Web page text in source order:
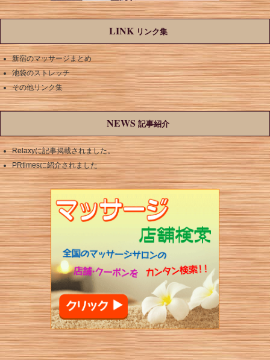
LINK リンク集
新宿のマッサージまとめ
池袋のストレッチ
その他リンク集
NEWS 記事紹介
Relaxyに記事掲載されました。
PRtimesに紹介されました